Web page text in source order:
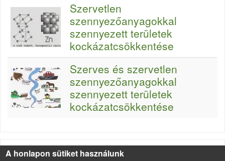
Szervetlen
szennyezőanyagokkal
szennyezett területek
kockázatcsökkentése
Szerves és szervetlen
szennyezőanyagokkal
szennyezett területek
kockázatcsökkentése
A honlapon sütiket használunk